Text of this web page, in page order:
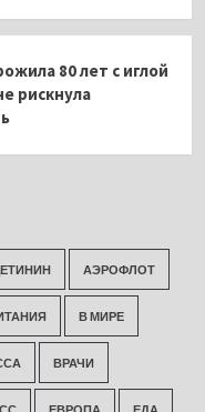
80 лет с иглой
рискнула
АЭРОФЛОТ
В МИРЕ
ВРАЧИ